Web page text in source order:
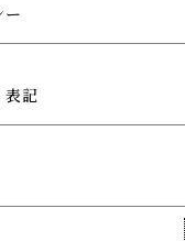
ー
記